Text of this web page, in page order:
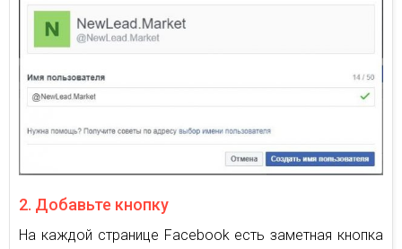
2. Добавьте кнопку
На каждой странице Facebook есть заметная кнопка